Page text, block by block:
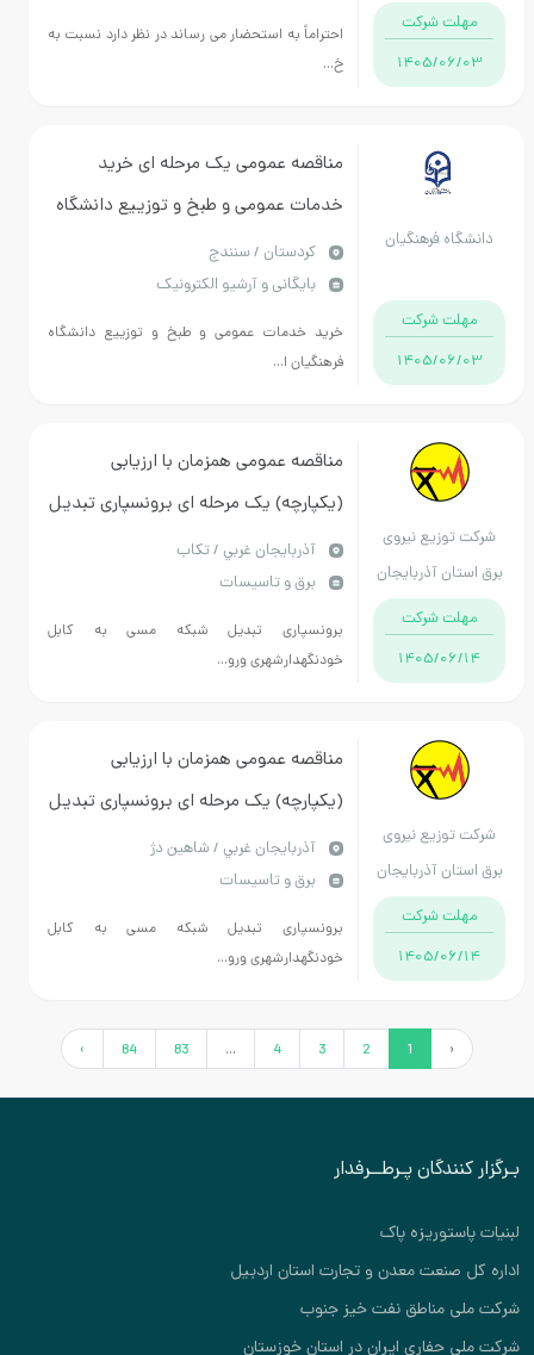
ساری
مهلت شرکت
1405/06/03
احتراماً به استحضار می رساند در نظر دارد نسبت به
خ...
دانشگاه فرهنگیان
مهلت شرکت
1405/06/03
مناقصه عمومی یک مرحله ای خرید
خدمات عمومی و طبخ و توزییع دانشگاه
فرهنگیان استان کردستان
كردستان / سنندج
بایگانی و آرشیو الکترونیک
خرید خدمات عمومی و طبخ و توزییع دانشگاه
فرهنگیان ا...
شرکت توزیع نیروی
برق استان آذربایجان
غربی
مهلت شرکت
1405/06/14
مناقصه عمومی همزمان با ارزیابی
(یکپارچه) یک مرحله ای برونسپاری تبدیل
شبکه مسی به کابل خودنگهدارشهری
وروستایی برق تکاب
آذربايجان غربي / تکاب
برق و تاسیسات
برونسپاری تبدیل شبکه مسی به کابل
خودنگهدارشهری ورو...
شرکت توزیع نیروی
برق استان آذربایجان
غربی
مهلت شرکت
1405/06/14
مناقصه عمومی همزمان با ارزیابی
(یکپارچه) یک مرحله ای برونسپاری تبدیل
شبکه مسی به کابل خودنگهدارشهری
وروستایی برق شاهین دژ
آذربايجان غربي / شاهین دژ
برق و تاسیسات
برونسپاری تبدیل شبکه مسی به کابل
خودنگهدارشهری ورو...
‹
1
2
3
4
...
83
84
›
بـرگزار کنندگان پـرطــرفدار
لبنیات پاستوریزه پاک
اداره کل صنعت معدن و تجارت استان اردبیل
شرکت ملی مناطق نفت خیز جنوب
شرکت ملی حفاری ایران در استان خوزستان